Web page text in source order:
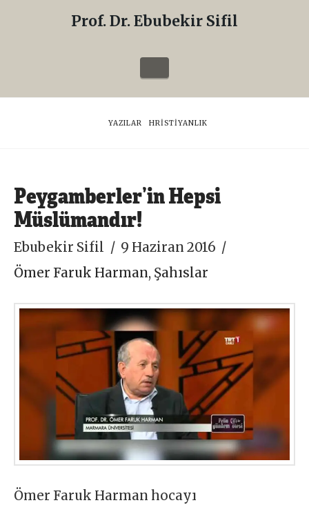
Sifil
Prof. Dr. Ebubekir Sifil
Navigation
HOME
YAZILAR HRISTIYANLIK
Peygamberler’in Hepsi
Müslümandır!
Ebubekir Sifil
9 Haziran 2016
Ömer Faruk Harman, Şahıslar
Ömer Faruk Harman hocayı